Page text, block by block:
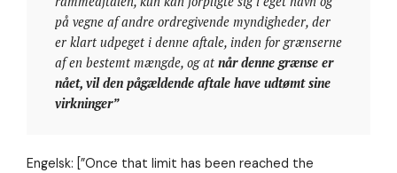
på vegne af andre ordregivende myndigheder, der
er klart udpeget i denne aftale, inden for grænserne
af en bestemt mængde, og at når denne grænse er
nået, vil den pågældende aftale have udtømt sine
virkninger”
Engelsk: [”Once that limit has been reached the